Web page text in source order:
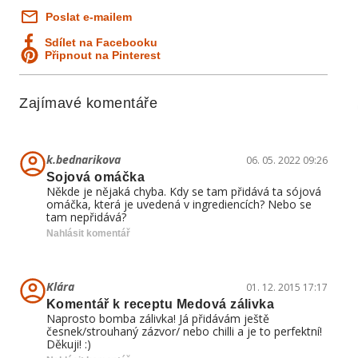
Poslat e-mailem
Sdílet na Facebooku
Připnout na Pinterest
Zajímavé komentáře
k.bednarikova
06. 05. 2022 09:26
Sojová omáčka
Někde je nějaká chyba. Kdy se tam přidává ta sójová
omáčka, která je uvedená v ingrediencích? Nebo se
tam nepřidává?
Nahlásit komentář
Klára
01. 12. 2015 17:17
Komentář k receptu Medová zálivka
Naprosto bomba zálivka! Já přidávám ještě
česnek/strouhaný zázvor/ nebo chilli a je to perfektní!
Děkuji! :)